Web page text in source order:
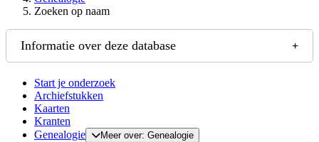
Zoeken op naam
Informatie over deze database
Start je onderzoek
Archiefstukken
Kaarten
Kranten
Genealogie
Meer over: Genealogie